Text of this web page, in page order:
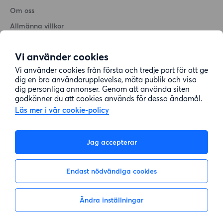
Vi använder cookies
Vi använder cookies från första och tredje part för att ge
dig en bra användarupplevelse, mäta publik och visa
dig personliga annonser. Genom att använda siten
godkänner du att cookies används för dessa ändamål.
Läs mer i vår cookie-policy
Jag accepterar
Endast nödvändiga cookies
Ändra inställningar
Inte intresserad Visa intresse
Om oss
Allmänna villkor
Cookiepolicy
Sitemap
Kundtjänst
08-22 00 90
E-post: